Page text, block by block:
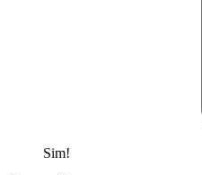
Sim!